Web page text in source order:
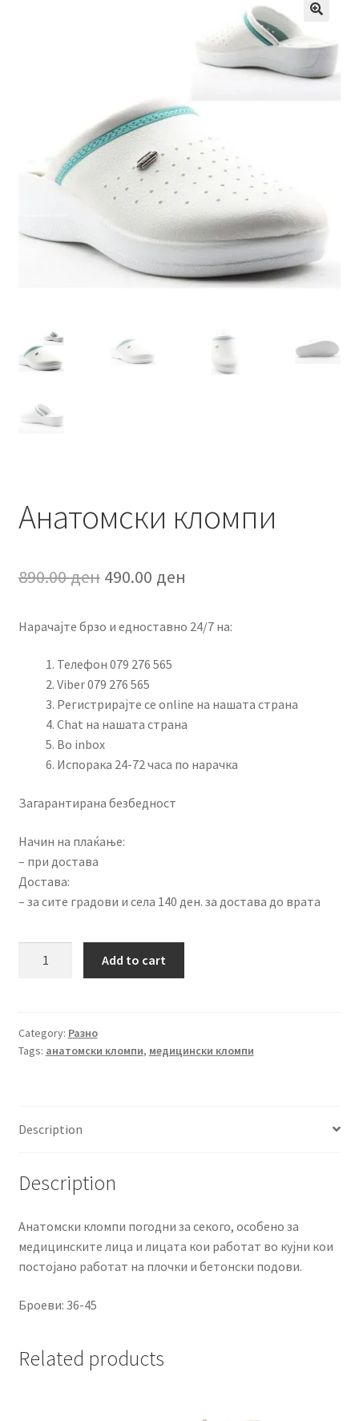
Рекламации и замена на производ
Сите производи
Услови за користење
Анатомски кломпи
890.00ден Original
was:
890.00 ден.
490.00 ден
is:
Нарачајте брзо и едноставно 24/7 на:
Телефон 079 276 565
Viber 079 276 565
Регистрирајте се online на нашата страна
Chat на нашата страна
Во inbox
Испорака 24-72 часа по нарачка
Загарантирана безбедност
Начин на плаќање:
– при достава
Достава:
– за сите градови и села 140 ден. за достава до врата
Add to cart
Category: Разно
Tags: анатомски кломпи, медицински кломпи
Description
Description
Анатомски кломпи погодни за секого, особено за
медицинските лица и лицата кои работат во кујни кои
постојано работат на плочки и бетонски подови.
Броеви: 36-45
Related products